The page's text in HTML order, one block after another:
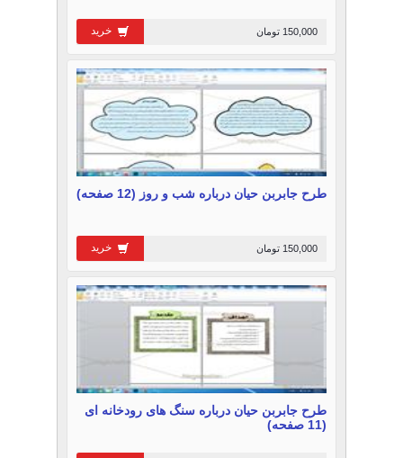
خرید 150,000 تومان
طرح جابربن حیان درباره شب و روز (12 صفحه)
خرید 150,000 تومان
طرح جابربن حیان درباره سنگ های رودخانه ای
(11 صفحه)